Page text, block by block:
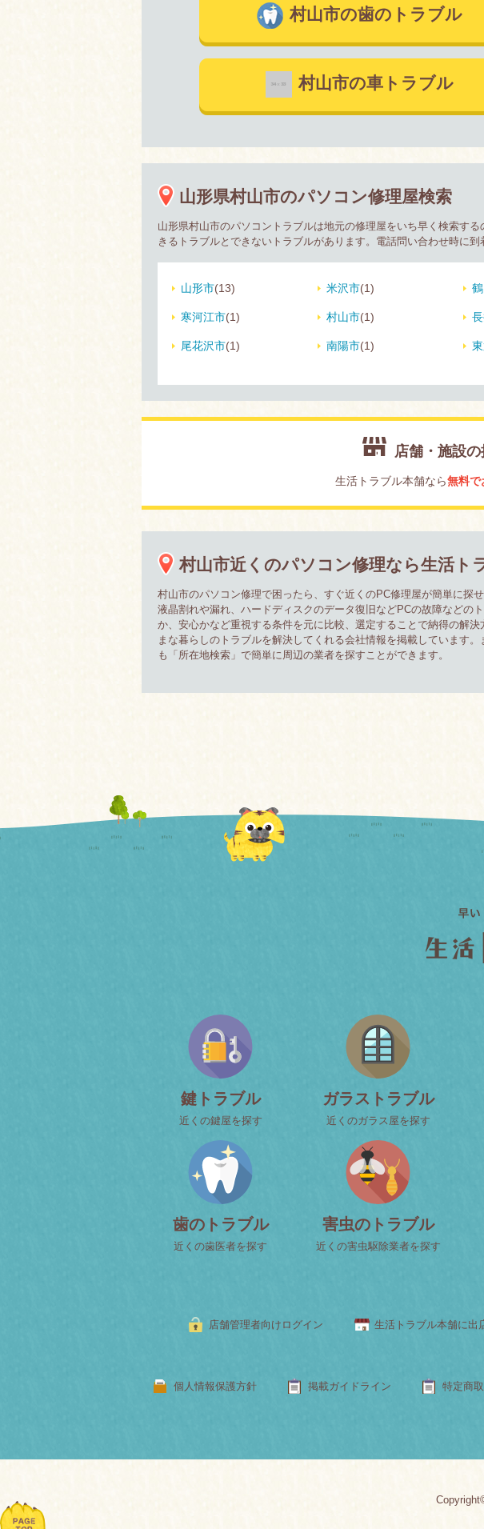
村山市の歯のトラブル
村山市の車トラブル
山形県村山市のパソコン修理屋検索
山形県村山市のパソコントラブルは地元の修理屋をいち早く検索す
きるトラブルとできないトラブルがあります。電話問い合わせ時に
山形市(13) 米沢市(1)
寒河江市(1) 村山市(1)
尾花沢市(1) 南陽市(1)
店舗・施設
生活トラブル本舗なら無料で
村山市近くのパソコン修理なら生活ト
村山市のパソコン修理で困ったら、すぐ近くのPC修理屋が簡単に探
液晶割れや漏れ、ハードディスクのデータ復旧などPCの故障などの
か、安心かなど重視する条件を元に比較、選定することで納得の解
まな暮らしのトラブルを解決してくれる会社情報を掲載しています
も「所在地検索」で簡単に周辺の業者を探すことができます。
鍵トラブル
近くの鍵屋を探す
ガラストラブル
近くのガラス屋を探す
歯のトラブル
近くの歯医者を探す
害虫のトラブル
近くの害虫駆除業者を探す
店舗管理者向けログイン 生活トラブル本舗に出
個人情報保護方針 掲載ガイドライン 特定商